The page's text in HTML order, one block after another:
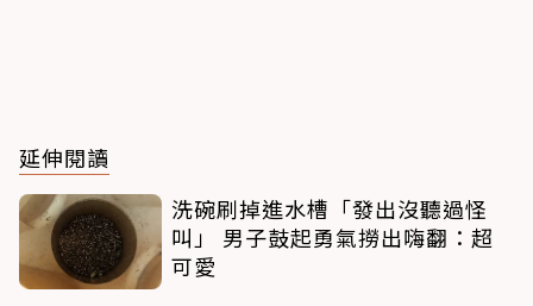
延伸閱讀
洗碗刷掉進水槽「發出沒聽過怪
叫」 男子鼓起勇氣撈出嗨翻：超
可愛